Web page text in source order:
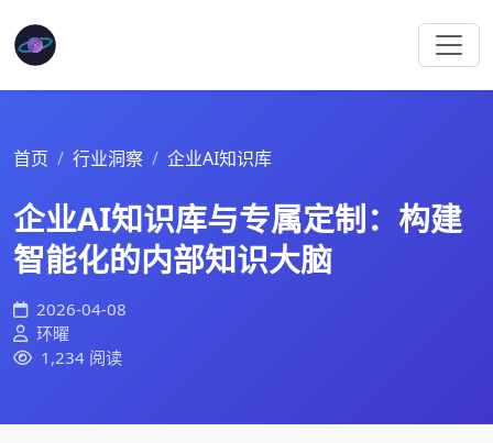
首页 行业洞察 企业AI知识库
企业AI知识库与专属定制：构建
智能化的内部知识大脑
2026-04-08
环曜
1,234 阅读